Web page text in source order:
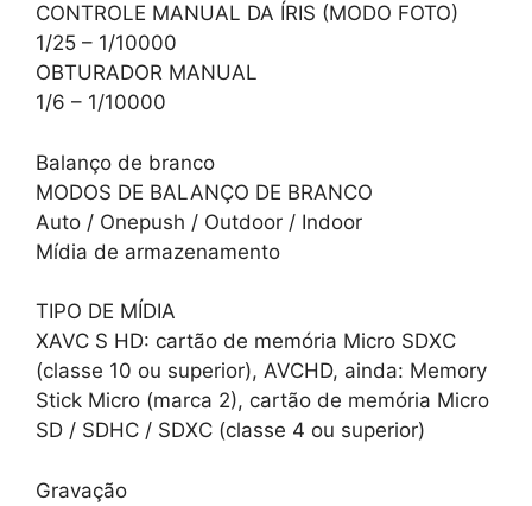
CONTROLE MANUAL DA ÍRIS (MODO FOTO)
1/25 – 1/10000
OBTURADOR MANUAL
1/6 – 1/10000
Balanço de branco
MODOS DE BALANÇO DE BRANCO
Auto / Onepush / Outdoor / Indoor
Mídia de armazenamento
TIPO DE MÍDIA
XAVC S HD: cartão de memória Micro SDXC
(classe 10 ou superior), AVCHD, ainda: Memory
Stick Micro (marca 2), cartão de memória Micro
SD / SDHC / SDXC (classe 4 ou superior)
Gravação